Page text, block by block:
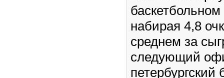
набирая 4,8
среднем за
следующий
петербургский